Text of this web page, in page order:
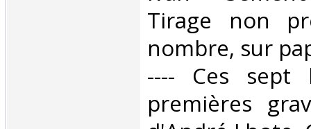
Tirage non
nombre, sur
---- Ces sept
premières